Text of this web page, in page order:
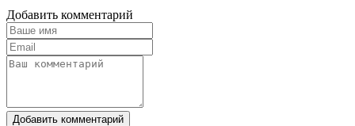
Добавить комментарий
Добавить комментарий